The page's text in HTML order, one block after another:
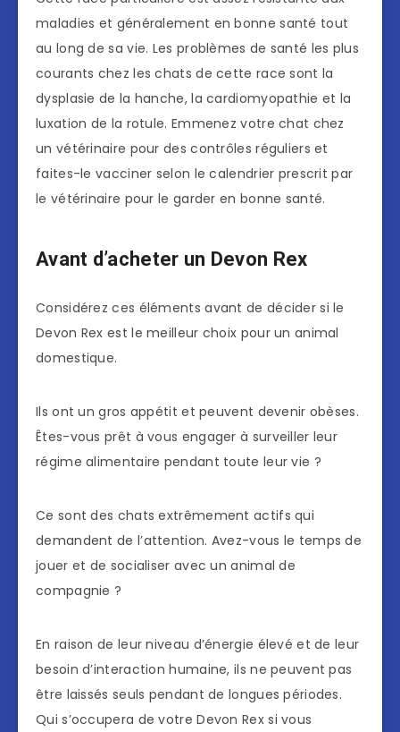
maladies et généralement en bonne santé tout
au long de sa vie. Les problèmes de santé les plus
courants chez les chats de cette race sont la
dysplasie de la hanche, la cardiomyopathie et la
luxation de la rotule. Emmenez votre chat chez
un vétérinaire pour des contrôles réguliers et
faites-le vacciner selon le calendrier prescrit par
le vétérinaire pour le garder en bonne santé.
Avant d’acheter un Devon Rex
Considérez ces éléments avant de décider si le
Devon Rex est le meilleur choix pour un animal
domestique.
Ils ont un gros appétit et peuvent devenir obèses.
Êtes-vous prêt à vous engager à surveiller leur
régime alimentaire pendant toute leur vie ?
Ce sont des chats extrêmement actifs qui
demandent de l’attention. Avez-vous le temps de
jouer et de socialiser avec un animal de
compagnie ?
En raison de leur niveau d’énergie élevé et de leur
besoin d’interaction humaine, ils ne peuvent pas
être laissés seuls pendant de longues périodes.
Qui s’occupera de votre Devon Rex si vous